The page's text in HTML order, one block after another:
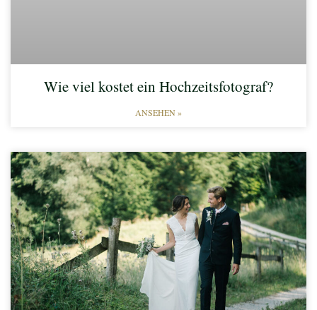
Wie viel kostet ein Hochzeitsfotograf?
ANSEHEN »